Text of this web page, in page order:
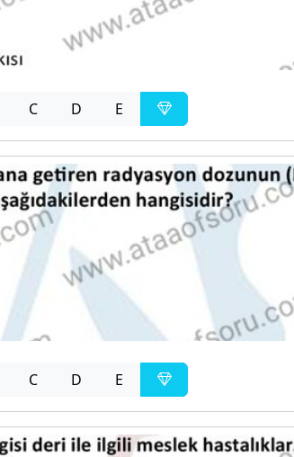
C D E
C D E